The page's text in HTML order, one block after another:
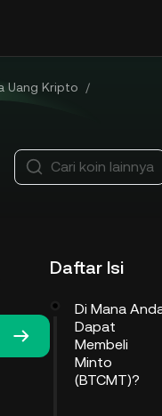
Uang Kripto
/
Cari koin lainnya
Daftar Isi
Di Mana
Dapat
Membeli
Minto
(BTCMT)?